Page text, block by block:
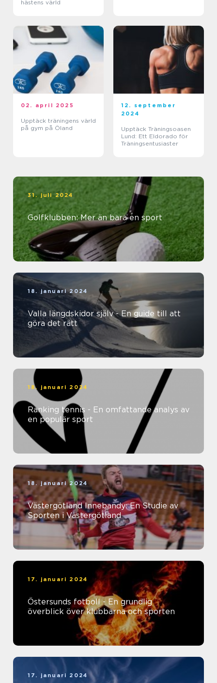
hästens värld
02. april 2025
Upptäck träningens värld
på gym på Öland
12. september
2024
Upptäck Träningsoasen
Lund: Ett Eldorado för
Träningsentusiaster
31. juli 2024
Golfklubben: Mer än bara en sport
18. januari 2024
Valla längdskidor själv - En guide till att
göra det rätt
18. januari 2024
Ranking tennis - En omfattande analys av
en populär sport
18. januari 2024
Västergötland Innebandy: En Studie av
Sporten i Västergötland
17. januari 2024
Östersunds fotboll - En grundlig
överblick över klubbarna och sporten
17. januari 2024